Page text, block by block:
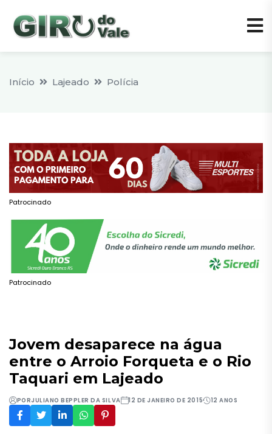
Início Lajeado Polícia
Patrocinado
Patrocinado
Jovem desaparece na água
entre o Arroio Forqueta e o Rio
Taquari em Lajeado
PORJULIANO BEPPLER DA SILVA 12 DE JANEIRO DE 2015 12 ANOS